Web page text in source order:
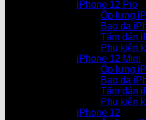
iPhone 12 Pro
Ốp lưng
Bao da
Tấm dán
Phụ kiện
iPhone 12 Mini
Ốp lưng
Bao da
Tấm dán
Phụ kiện
iPhone 12